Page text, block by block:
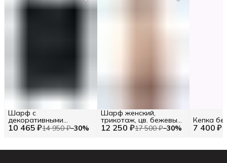
10 465 ₽14 950 ₽−30%
Шарф с
декоративными
элементами TWINSET 12 250 ₽17 500 ₽−30%
Шарф женский,
трикотаж, цв. бежевый-
белый, арт. 7 400 ₽
Кепка